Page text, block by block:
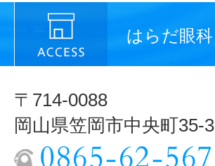
はらだ眼科
〒714-0088
岡山県笠岡市中央町35-3